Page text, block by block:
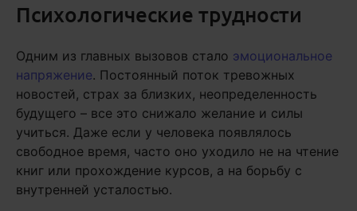
Психологические трудности
Одним из главных вызовов стало эмоциональное
напряжение. Постоянный поток тревожных
новостей, страх за близких, неопределенность
будущего – все это снижало желание и силы
учиться. Даже если у человека появлялось
свободное время, часто оно уходило не на чтение
книг или прохождение курсов, а на борьбу с
внутренней усталостью.